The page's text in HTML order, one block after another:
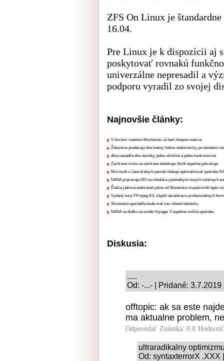
ZFS On Linux je
16.04.
Pre Linux je k dispozícii aj
poskytovať rovnakú
univerzálne nepresadil a
podporu vyradil zo svojej
Najnovšie články:
V štvrtom reaktore Mochoviec už beží štiepna reakcia
Železnice predávajú dve tretiny lístkov elektronicky, po donútení
Alza nasadila dve novinky, jednu užitočnú a jednu kontroverznú
Záchrana misie na záchranu teleskopu Swift úspešne pokračuje
Microsoft v čase drahých pamätí sľubuje optimalizovať spotrebu
NASA pripravuje ISS na inštaláciu posledných nových solárnych
Ďalšia jadrová elektráreň južne od Slovenska musela kvôli teplu
Vydaný nový FFmpeg 9.0, zlepšil akceleráciu profesionálnych
Slovenská sporiteľňa bude mať cez víkend odstávku
NASA na diaľku na sonde Voyager 2 úspešne znížila spotrebu
Diskusia:
.....
Od: -...- | Pridané: 3.7.2019
offtopic: ak sa este
ma aktualne problem,
Odpovedať Známka: 0.0
ultraradikalny
Od: syntaxterrorX .XXX